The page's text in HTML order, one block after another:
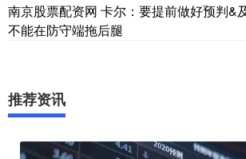
南京股票配资网 卡尔：要提前做好预判&
不能在防守端拖后腿
推荐资讯